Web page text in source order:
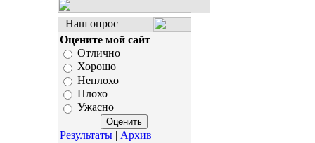
Наш опрос
Оцените мой сайт
Отлично
Хорошо
Неплохо
Плохо
Ужасно
Результаты| Архив